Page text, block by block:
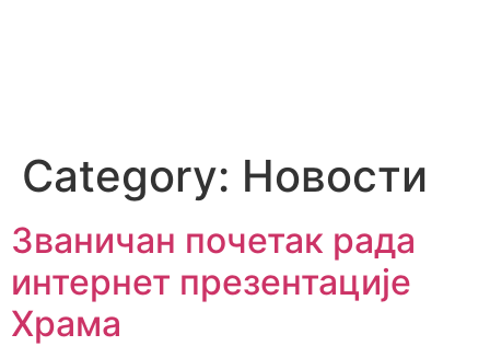
Category: Новости
Званичан почетак рада
интернет презентације
Храма